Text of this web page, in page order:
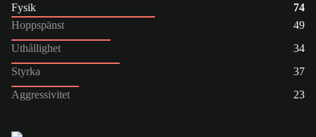
Fysik
74
Hoppspänst
49
Uthållighet
34
Styrka
37
Aggressivitet
23